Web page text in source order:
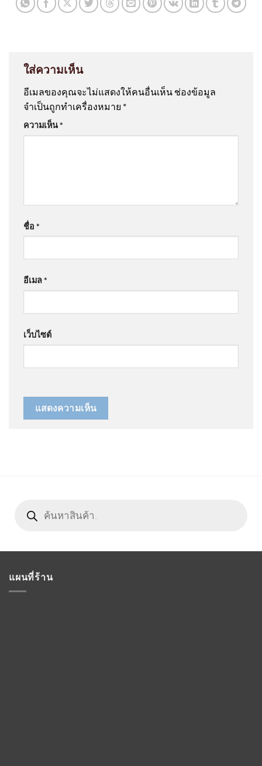
ใส่ความเห็น
อีเมลของคุณจะไม่แสดงให้คนอื่นเห็น ช่องข้อมูล
จำเป็นถูกทำเครื่องหมาย *
ความเห็น*
ชื่อ *
อีเมล*
เว็บไซต์
search
แผนที่ร้าน